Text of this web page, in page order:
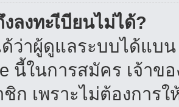
ลงทะเีบียนไม่ได้?
ว่าผู้ดูแลระบบได้แบ
นี้ในการสมัคร เจ้าข
ก เพราะไม่ต้องการ